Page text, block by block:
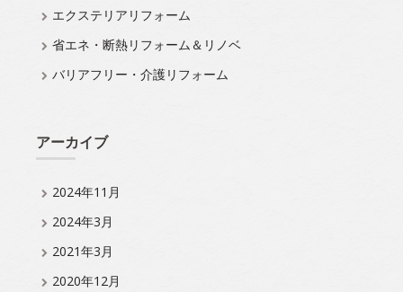
エクステリアリフォーム
省エネ・断熱リフォーム＆リノベ
バリアフリー・介護リフォーム
アーカイブ
2024年11月
2024年3月
2021年3月
2020年12月